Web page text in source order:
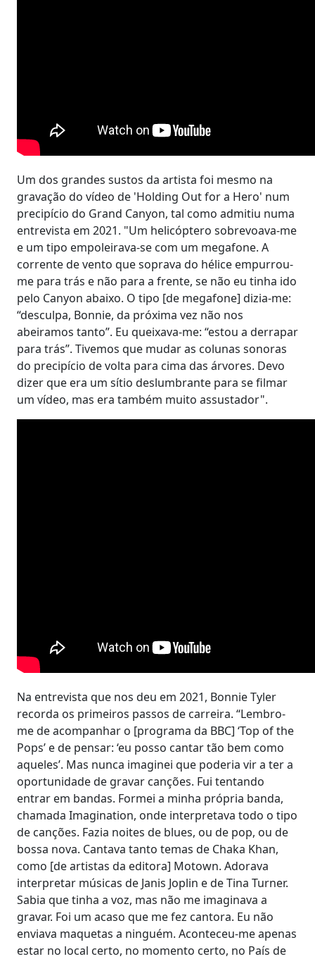
Um dos grandes sustos da artista foi mesmo na
gravação do vídeo de 'Holding Out for a Hero' num
precipício do Grand Canyon, tal como admitiu numa
entrevista em 2021. "Um helicóptero sobrevoava-me
e um tipo empoleirava-se com um megafone. A
corrente de vento que soprava do hélice empurrou-
me para trás e não para a frente, se não eu tinha ido
pelo Canyon abaixo. O tipo [de megafone] dizia-me:
“desculpa, Bonnie, da próxima vez não nos
abeiramos tanto”. Eu queixava-me: “estou a derrapar
para trás”. Tivemos que mudar as colunas sonoras
do precipício de volta para cima das árvores. Devo
dizer que era um sítio deslumbrante para se filmar
um vídeo, mas era também muito assustador".
Na entrevista que nos deu em 2021, Bonnie Tyler
recorda os primeiros passos de carreira. “Lembro-
me de acompanhar o [programa da BBC] ‘Top of the
Pops’ e de pensar: ‘eu posso cantar tão bem como
aqueles’. Mas nunca imaginei que poderia vir a ter a
oportunidade de gravar canções. Fui tentando
entrar em bandas. Formei a minha própria banda,
chamada Imagination, onde interpretava todo o tipo
de canções. Fazia noites de blues, ou de pop, ou de
bossa nova. Cantava tanto temas de Chaka Khan,
como [de artistas da editora] Motown. Adorava
interpretar músicas de Janis Joplin e de Tina Turner.
Sabia que tinha a voz, mas não me imaginava a
gravar. Foi um acaso que me fez cantora. Eu não
enviava maquetas a ninguém. Aconteceu-me apenas
estar no local certo, no momento certo, no País de